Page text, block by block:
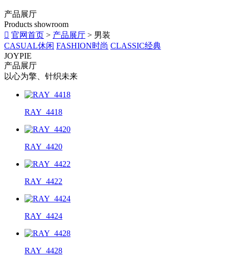
产品展厅
Products showroom
 官网首页 > 产品展厅 > 男装
CASUAL休闲 FASHION时尚 CLASSIC经典
JOYPIE
产品展厅
以心为擎、针织未来
RAY_4418
RAY_4420
RAY_4422
RAY_4424
RAY_4428